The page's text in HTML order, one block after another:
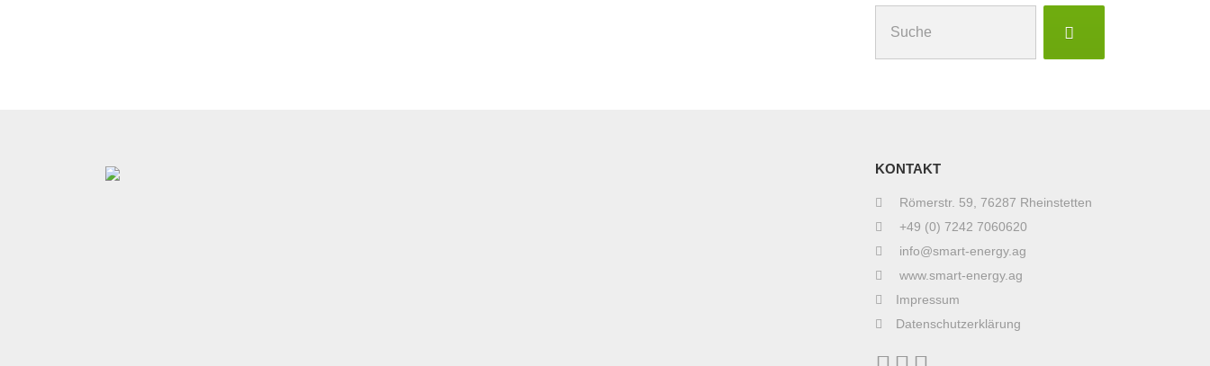
nach:
KONTAKT
Römerstr. 59, 76287 Rheinstetten
+49 (0) 7242 7060620
info@smart-energy.ag
www.smart-energy.ag
Impressum
Datenschutzerklärung